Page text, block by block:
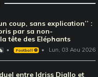
coup, sans explication’’ :
par sa non-
tête des Eléphants
Football ⚽️ Lun, 03 Aou 2026
entre Idriss Diallo et